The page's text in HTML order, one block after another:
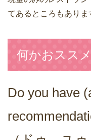
てあるところもありま
何かおスス
Do you have